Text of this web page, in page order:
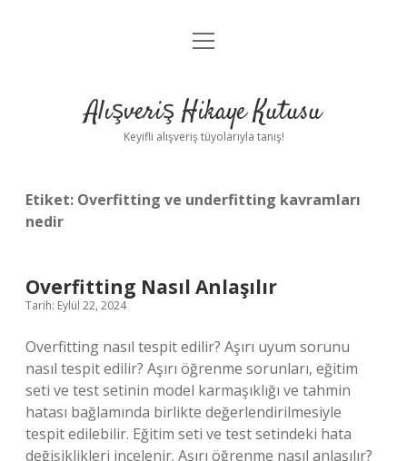
Anasayfa
Yasal Uyarı
menüyü
Alışveriş Hikaye Kutusu
Keyifli alışveriş tüyolarıyla tanış!
Etiket: Overfitting ve underfitting kavramları
nedir
Overfitting Nasıl Anlaşılır
Tarih: Eylül 22, 2024
Overfitting nasıl tespit edilir? Aşırı uyum sorunu
nasıl tespit edilir? Aşırı öğrenme sorunları, eğitim
seti ve test setinin model karmaşıklığı ve tahmin
hatası bağlamında birlikte değerlendirilmesiyle
tespit edilebilir. Eğitim seti ve test setindeki hata
değişiklikleri incelenir. Aşırı öğrenme nasıl anlaşılır?